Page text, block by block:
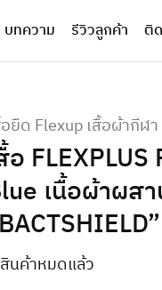
บทความ รีวิวลูกค้า ติ
ยืด Flexup เสื้อผ้ากีฬา
อ
เนื้อผ้าผสา
สินค้าหมดแล้ว